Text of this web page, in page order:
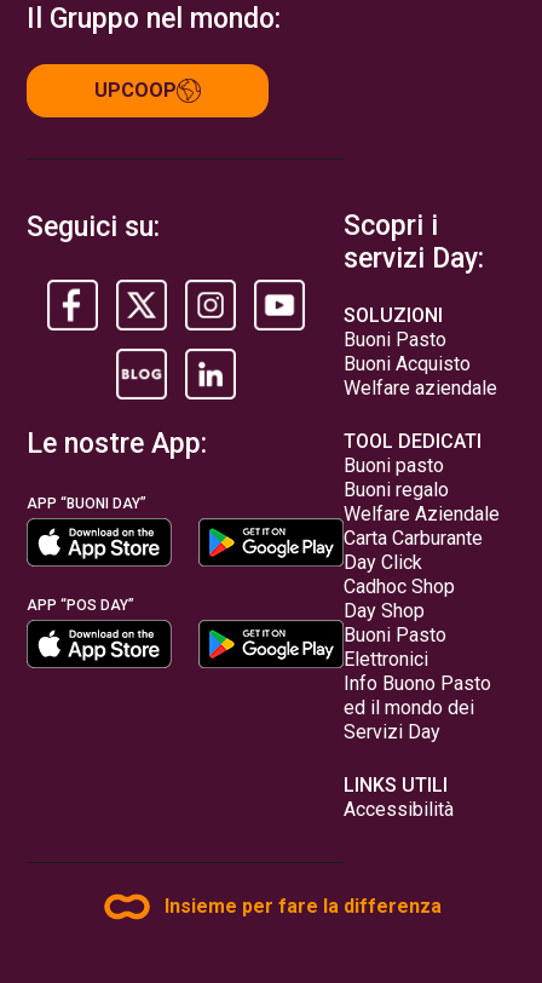
Il Gruppo nel mondo:
UPCOOP
Seguici su:
Le nostre App:
APP “BUONI DAY”
APP “POS DAY”
Scopri i
servizi Day:
SOLUZIONI
Buoni Pasto
Buoni Acquisto
Welfare aziendale
TOOL DEDICATI
Buoni pasto
Buoni regalo
Welfare Aziendale
Carta Carburante
Day Click
Cadhoc Shop
Day Shop
Buoni Pasto
Elettronici
Info Buono Pasto
ed il mondo dei
Servizi Day
LINKS UTILI
Accessibilità
Insieme per fare la differenza